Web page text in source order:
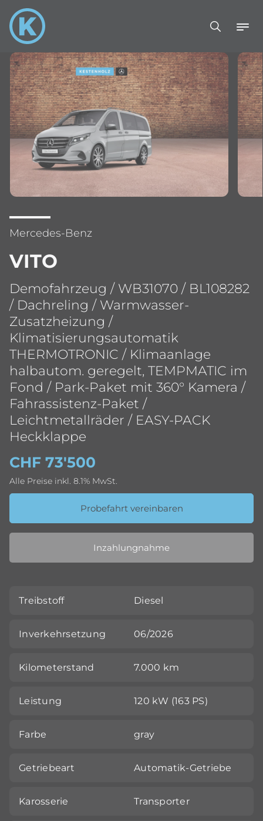
Mercedes-Benz
VITO
Demofahrzeug / WB31070 / BL108282
/ Dachreling / Warmwasser-
Zusatzheizung /
Klimatisierungsautomatik
THERMOTRONIC / Klimaanlage
halbautom. geregelt, TEMPMATIC im
Fond / Park-Paket mit 360° Kamera /
Fahrassistenz-Paket /
Leichtmetallräder / EASY-PACK
Heckklappe
CHF 73'500
Alle Preise inkl. 8.1% MwSt.
Probefahrt vereinbaren
Inzahlungnahme
Treibstoff Diesel
Inverkehrsetzung 06/2026
Kilometerstand 7.000 km
Leistung 120 kW (163 PS)
Farbe gray
Getriebeart Automatik-Getriebe
Karosserie Transporter